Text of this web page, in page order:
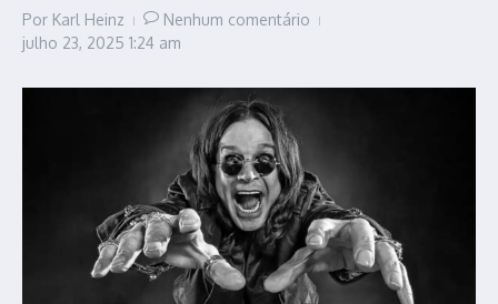
Por Karl Heinz
Nenhum comentário
julho 23, 2025 1:24 am